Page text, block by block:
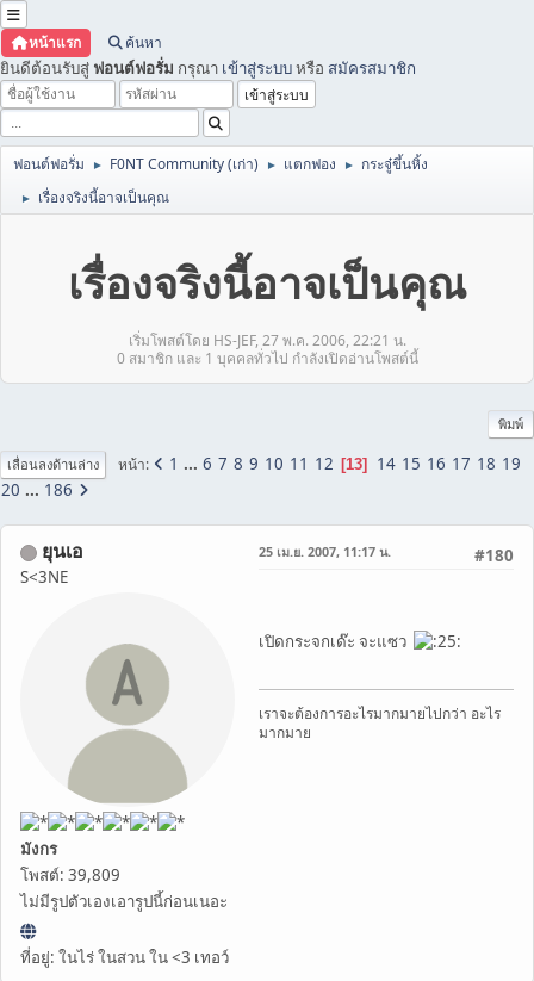
หน้าแรก ค้นหา
ยินดีต้อนรับสู่ ฟอนต์ฟอรั่ม กรุณา เข้าสู่ระบบหรือ สมัครสมาชิก
ฟอนต์ฟอรั่ม ► F0NT Community (เก่า) ► แตกฟอง ► กระจู๋ขึ้นหิ้ง
► เรื่องจริงนี้อาจเป็นคุณ
เรื่องจริงนี้อาจเป็นคุณ
เริ่มโพสต์โดย HS-JEF, 27 พ.ค. 2006, 22:21 น.
0 สมาชิก และ 1 บุคคลทั่วไป กำลังเปิดอ่านโพสต์นี้
พิมพ์
เลื่อนลงด้านล่าง หน้า 1 ... 6 7 8 9 10 11 12 13 14 15 16 17 18 19
20 ... 186
ยุนเอ
S<3NE
มังกร
โพสต์: 39,809
ไม่มีรูปตัวเองเอารูปนี้ก่อนเนอะ
ที่อยู่: ในไร่ ในสวน ใน <3 เทอว์
#180
25 เม.ย. 2007, 11:17 น.
เปิดกระจกเด๊ะ จะแซว
เราจะต้องการอะไรมากมายไปกว่า อะไร
มากมาย